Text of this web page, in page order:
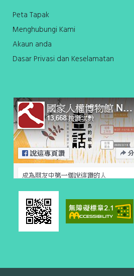
Peta Tapak
Menghubungi Kami
Akaun anda
Dasar Privasi dan Keselamatan